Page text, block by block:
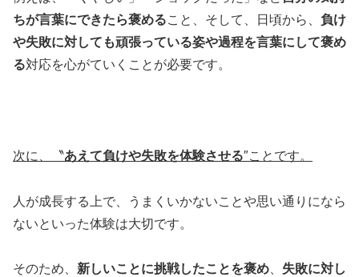
ちが言葉にできたら褒めること、そして、日頃から、 負け
や失敗に対しても頑張っている姿や過程を言葉にして褒め
る対応を心がていくことが必要です。
次に、〝あえて負けや失敗を体験させる″ことです。
人が成長する上で、うまくいかないことや思い通りになら
ないといった体験は大切です。
そのため、 新しいことに挑戦したことを褒め
失敗に対し